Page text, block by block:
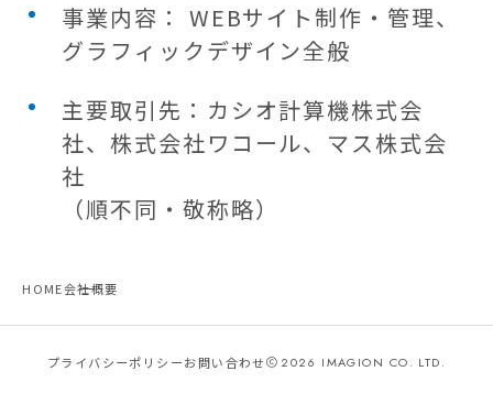
事業内容： WEBサイト制作・管理、
グラフィックデザイン全般
主要取引先：カシオ計算機株式会
社、株式会社ワコール、マス株式会
社
（順不同・敬称略）
HOME会社概要
プライバシーポリシーお問い合わせ 2026 IMAGION CO. LTD.